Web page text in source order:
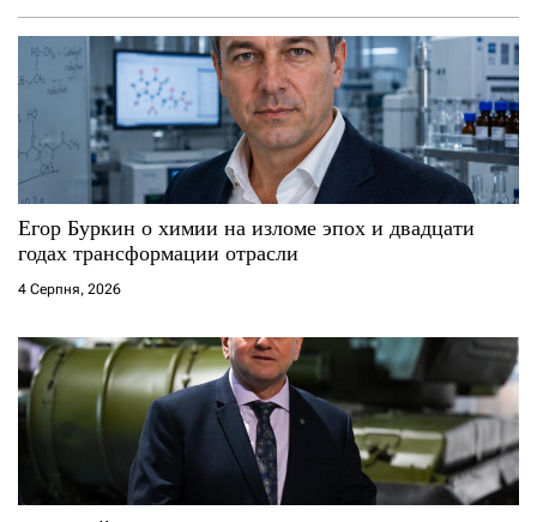
з
а
п
и
с
і
в
Егор Буркин о химии на изломе эпох и двадцати
годах трансформации отрасли
4 Серпня, 2026